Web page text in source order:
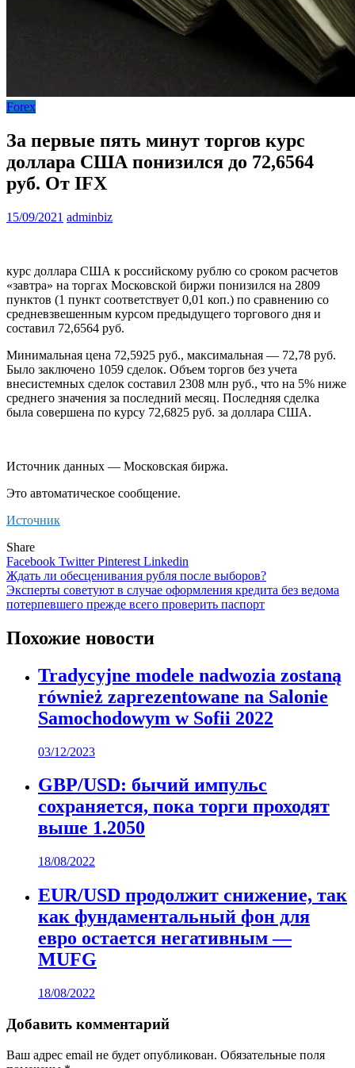
Forex
За первые пять минут торгов курс
доллара США понизился до 72,6564
руб. От IFX
15/09/2021 adminbiz
курс доллара США к российскому рублю со сроком расчетов
«завтра» на торгах Московской биржи понизился на 2809
пунктов (1 пункт соответствует 0,01 коп.) по сравнению со
средневзвешенным курсом предыдущего торгового дня и
составил 72,6564 руб.
Минимальная цена 72,5925 руб., максимальная — 72,78 руб.
Было заключено 1059 сделок. Объем торгов без учета
внесистемных сделок составил 2308 млн руб., что на 5% ниже
среднего значения за последний месяц. Последняя сделка
была совершена по курсу 72,6825 руб. за доллара США.
Источник данных — Московская биржа.
Это автоматическое сообщение.
Источник
Share
Facebook TwitterPinterest Linkedin
Навигация
по
Ждать ли обесценивания рубля после выборов?
Эксперты советуют в случае оформления кредита без ведома
потерпевшего прежде всего проверить паспорт
Похожие новости
Tradycyjne modele nadwozia zostaną
również zaprezentowane na Salonie
Samochodowym w Sofii 2022
03/12/2023
GBP/USD: бычий импульс
сохраняется, пока торги проходят
выше 1.2050
18/08/2022
EUR/USD продолжит снижение, так
как фундаментальный фон для
евро остается негативным —
MUFG
18/08/2022
Добавить комментарий
Ваш адрес email не будет опубликован. Обязательные поля